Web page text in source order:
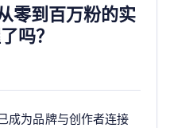
零到百万粉的实
吗？
成为品牌与创作者连接